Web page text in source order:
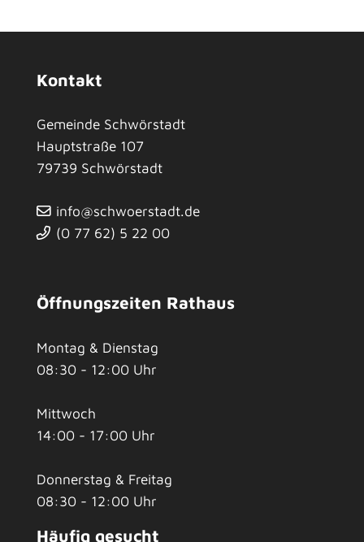
Kontakt
Gemeinde Schwörstadt
Hauptstraße 107
79739 Schwörstadt
info@schwoerstadt.de
(0 77 62) 5 22 00
Öffnungszeiten Rathaus
Montag & Dienstag
08:30 - 12:00 Uhr
Mittwoch
14:00 - 17:00 Uhr
Donnerstag & Freitag
08:30 - 12:00 Uhr
Häufig gesucht